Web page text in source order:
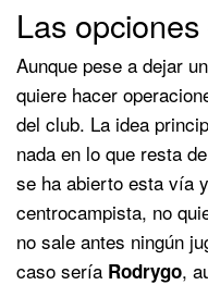
Las
Aunque pese a dejar
quiere hacer
del club. La idea
nada en lo que resta
se ha abierto esta vía
centrocampista, no
no sale antes ningún
caso sería Rodrygo,